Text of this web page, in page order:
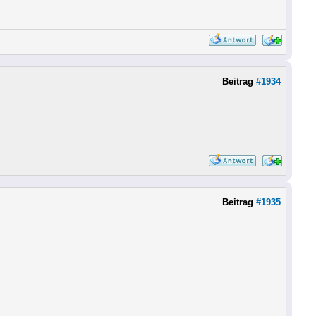
Beitrag #1934
Beitrag #1935